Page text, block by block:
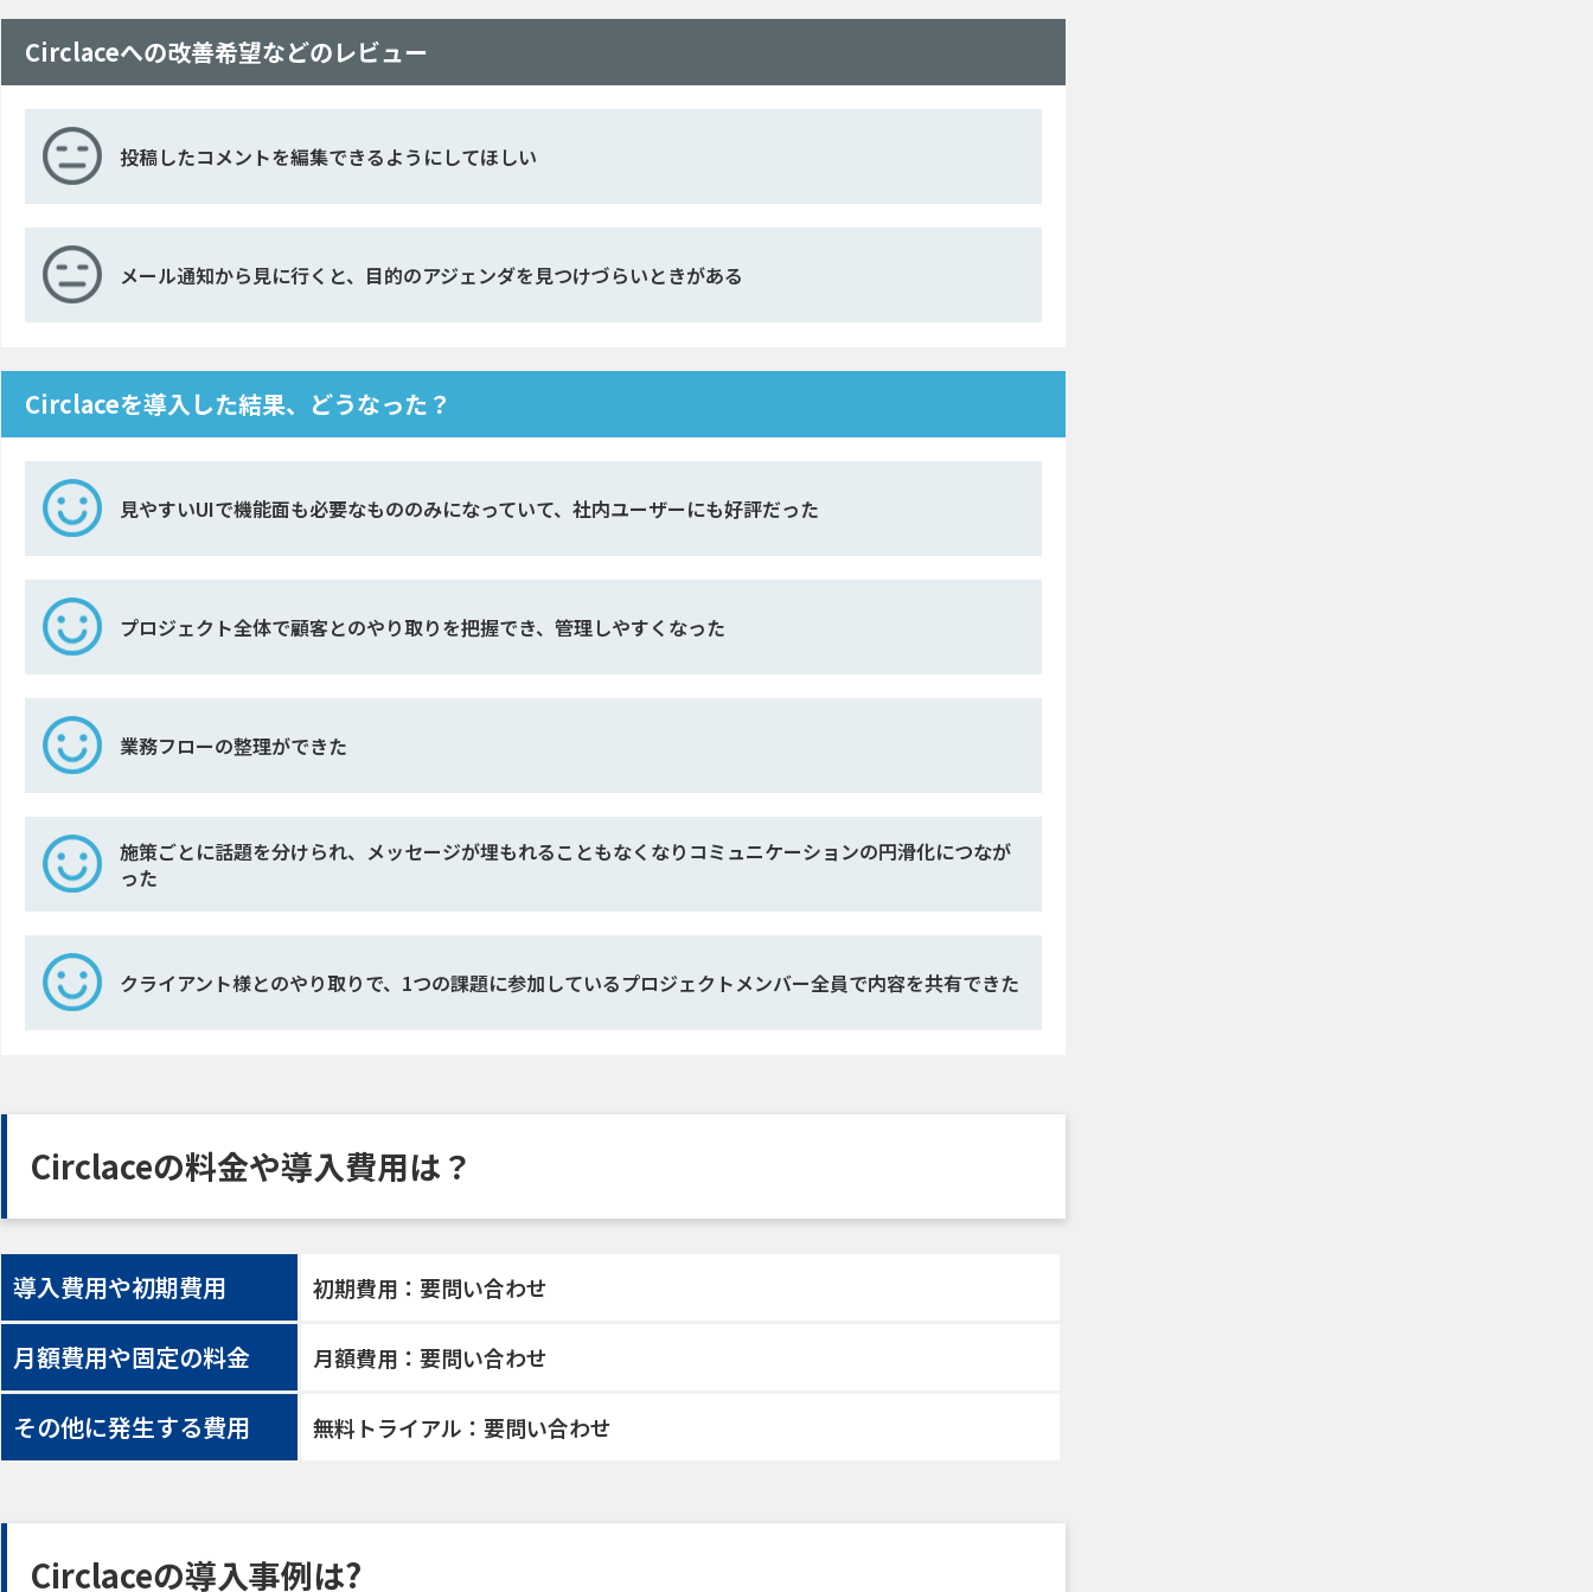
Circlaceへの改善希望などのレビュー
投稿したコメントを編集できるようにしてほしい
メール通知から見に行くと、目的のアジェンダを見つけづらいときがある
Circlaceを導入した結果、どうなった？
見やすいUIで機能面も必要なもののみになっていて、社内ユーザーにも好評だった
プロジェクト全体で顧客とのやり取りを把握でき、管理しやすくなった
業務フローの整理ができた
施策ごとに話題を分けられ、メッセージが埋もれることもなくなりコミュニケーションの円滑化につなが
った
クライアント様とのやり取りで、1つの課題に参加しているプロジェクトメンバー全員で内容を共有できた
Circlaceの料金や導入費用は？
導入費用や初期費用 初期費用：要問い合わせ
月額費用や固定の料金 月額費用：要問い合わせ
その他に発生する費用 無料トライアル：要問い合わせ
Circlaceの導入事例は?